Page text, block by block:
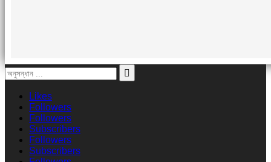
Likes
Followers
Followers
Subscribers
Followers
Subscribers